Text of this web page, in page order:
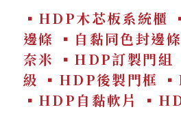
▪HDP木芯板系統櫃
邊條 ▪自黏同色封邊
奈米 ▪HDP訂製門
級 ▪HDP後製門框
▪HDP自黏軟片